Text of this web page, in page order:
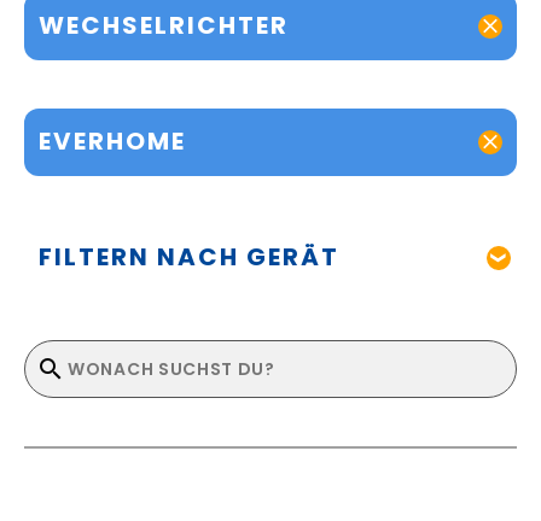
WECHSELRICHTER
EVERHOME
FILTERN NACH GERÄT